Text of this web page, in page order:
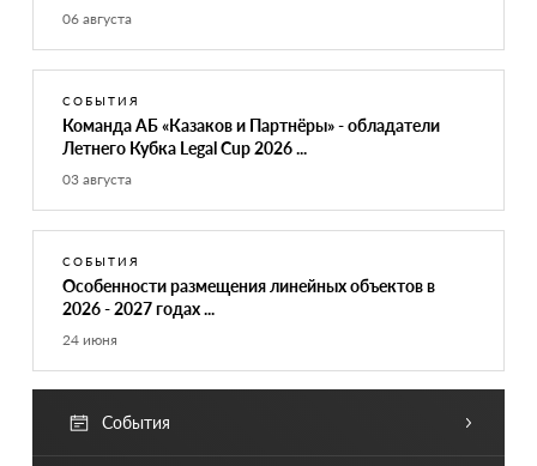
06 августа
СОБЫТИЯ
Команда АБ «Казаков и Партнёры» - обладатели
Летнего Кубка Legal Cup 2026 ...
03 августа
СОБЫТИЯ
Особенности размещения линейных объектов в
2026 - 2027 годах ...
24 июня
События